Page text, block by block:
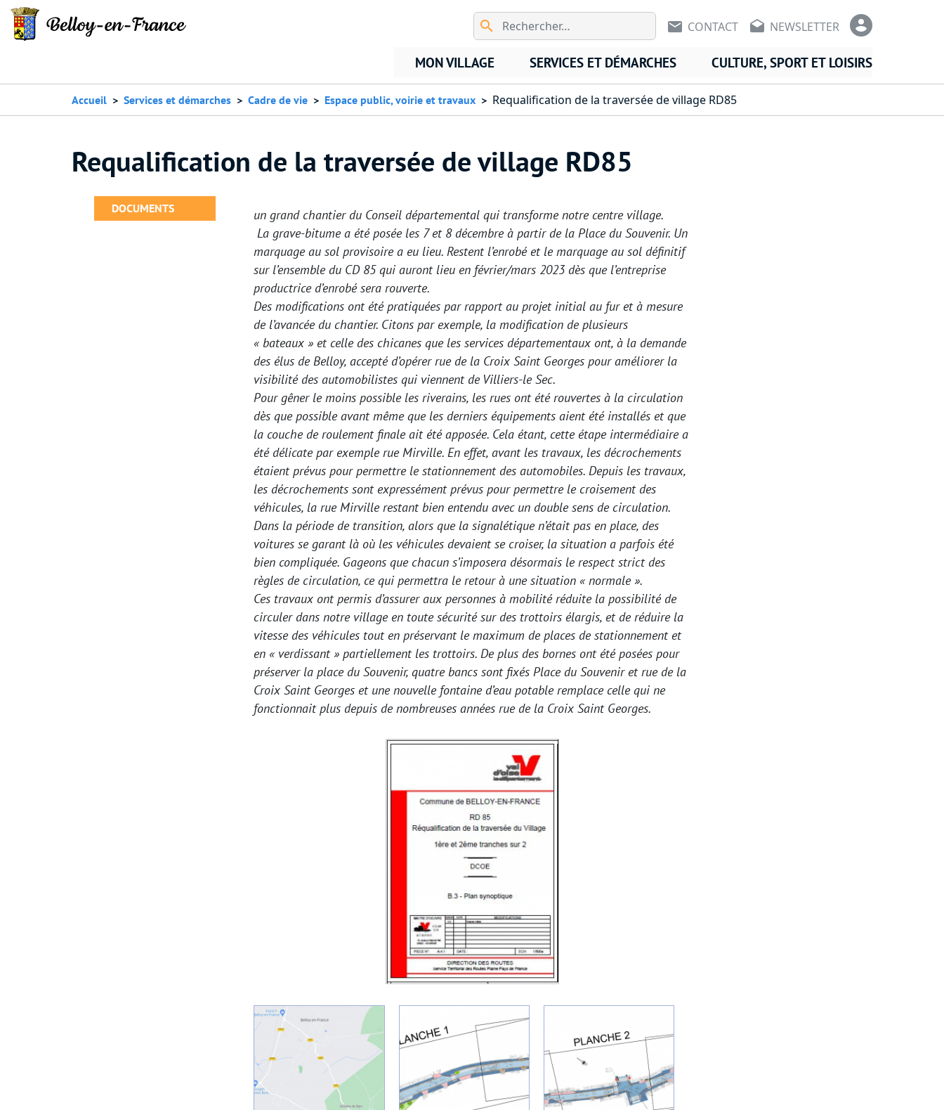
En-tête -
En-tête - Communication
CONTACT NEWSLETTER
MON VILLAGE SERVICES ET DÉMARCHES CULTURE, SPORT ET LOISIRS
Accueil Services et démarches Cadre de vie Espace public, voirie et travaux Requalification de la traversée de village RD85
Requalification de la traversée de village RD85
DOCUMENTS
un grand chantier du Conseil départemental qui transforme notre centre village.
La grave-bitume a été posée les 7 et 8 décembre à partir de la Place du Souvenir. Un
marquage au sol provisoire a eu lieu. Restent l’enrobé et le marquage au sol définitif
sur l’ensemble du CD 85 qui auront lieu en février/mars 2023 dès que l’entreprise
productrice d’enrobé sera rouverte.
Des modifications ont été pratiquées par rapport au projet initial au fur et à mesure
de l’avancée du chantier. Citons par exemple, la modification de plusieurs
« bateaux » et celle des chicanes que les services départementaux ont, à la demande
des élus de Belloy, accepté d’opérer rue de la Croix Saint Georges pour améliorer la
visibilité des automobilistes qui viennent de Villiers-le Sec.
Pour gêner le moins possible les riverains, les rues ont été rouvertes à la circulation
dès que possible avant même que les derniers équipements aient été installés et que
la couche de roulement finale ait été apposée. Cela étant, cette étape intermédiaire a
été délicate par exemple rue Mirville. En effet, avant les travaux, les décrochements
étaient prévus pour permettre le stationnement des automobiles. Depuis les travaux,
les décrochements sont expressément prévus pour permettre le croisement des
véhicules, la rue Mirville restant bien entendu avec un double sens de circulation.
Dans la période de transition, alors que la signalétique n’était pas en place, des
voitures se garant là où les véhicules devaient se croiser, la situation a parfois été
bien compliquée. Gageons que chacun s’imposera désormais le respect strict des
règles de circulation, ce qui permettra le retour à une situation « normale ».
Ces travaux ont permis d’assurer aux personnes à mobilité réduite la possibilité de
circuler dans notre village en toute sécurité sur des trottoirs élargis, et de réduire la
vitesse des véhicules tout en préservant le maximum de places de stationnement et
en « verdissant » partiellement les trottoirs. De plus des bornes ont été posées pour
préserver la place du Souvenir, quatre bancs sont fixés Place du Souvenir et rue de la
Croix Saint Georges et une nouvelle fontaine d’eau potable remplace celle qui ne
fonctionnait plus depuis de nombreuses années rue de la Croix Saint Georges.